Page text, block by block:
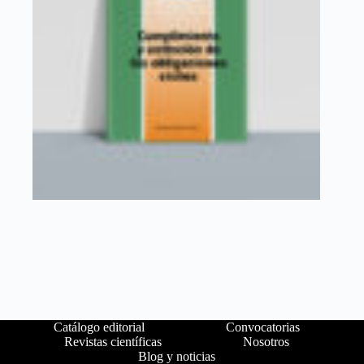
Catálogo editorial
Convocatorias
Revistas científicas
Nosotros
Blog y noticias